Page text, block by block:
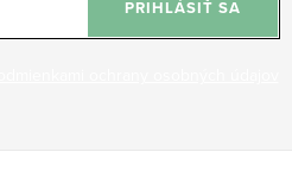
PRIHLÁSIŤ SA